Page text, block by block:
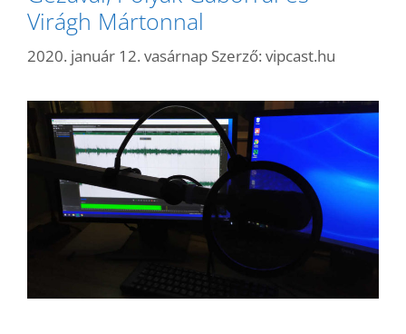
Virágh Mártonnal
2020. január 12. vasárnap Szerző: vipcast.hu